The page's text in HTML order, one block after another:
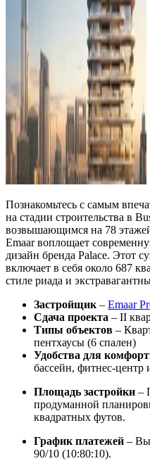
Познакомьтесь с самым
на стадии строительства в
возвышающимся на 78
Emaar воплощает
дизайн бренда Palace. Этот
включает в себя около 687
стиле риада и
Застройщик – Emaar
Сдача проекта – II
Типы объектов –
пентхаусы (6 спален)
Удобства для
бассейн, фитнес-центр
Площадь застройки –
продуманной
квадратных футов.
График платежей –
90/10 (10:80:10).